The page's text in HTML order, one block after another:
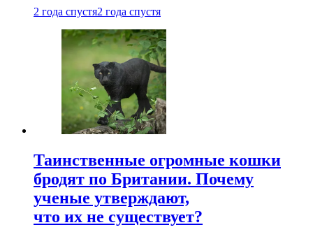
2 года спустя2 года спустя
Таинственные огромные кошки
бродят по Британии. Почему
ученые утверждают,
что их не существует?